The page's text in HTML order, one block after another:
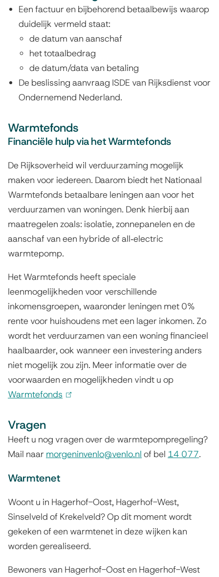
t
Een factuur en bijbehorend betaalbewijs waarop
duidelijk vermeld staat:
de datum van aanschaf
het totaalbedrag
de datum/data van betaling
De beslissing aanvraag ISDE van Rijksdienst voor
Ondernemend Nederland.
Warmtefonds
Financiële hulp via het Warmtefonds
De Rijksoverheid wil verduurzaming mogelijk
maken voor iedereen. Daarom biedt het Nationaal
Warmtefonds betaalbare leningen aan voor het
verduurzamen van woningen. Denk hierbij aan
maatregelen zoals: isolatie, zonnepanelen en de
aanschaf van een hybride of all‑electric
warmtepomp.
Het Warmtefonds heeft speciale
leenmogelijkheden voor verschillende
inkomensgroepen, waaronder leningen met 0%
rente voor huishoudens met een lager inkomen. Zo
wordt het verduurzamen van een woning financieel
haalbaarder, ook wanneer een investering anders
niet mogelijk zou zijn. Meer informatie over de
voorwaarden en mogelijkheden vindt u op
Warmtefonds
n
k
x
e
n
Vragen
Heeft u nog vragen over de warmtepompregeling?
Mail naar morgeninvenlo@venlo.nl of bel 14 077.
Warmtenet
Woont u in Hagerhof-Oost, Hagerhof-West,
Sinselveld of Krekelveld? Op dit moment wordt
gekeken of een warmtenet in deze wijken kan
worden gerealiseerd.
Bewoners van Hagerhof-Oost en Hagerhof-West